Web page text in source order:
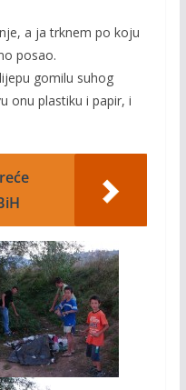
a ja trknem po koju
posao.
gomilu suhog
onu plastiku i papir, i